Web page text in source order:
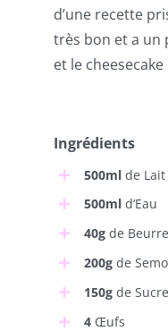
d’une recette
très bon et a un
et le
Ingrédients
500mlde Lait
500mld’Eau
40gde Beurre
200gde
150gde Sucre
4Œufs